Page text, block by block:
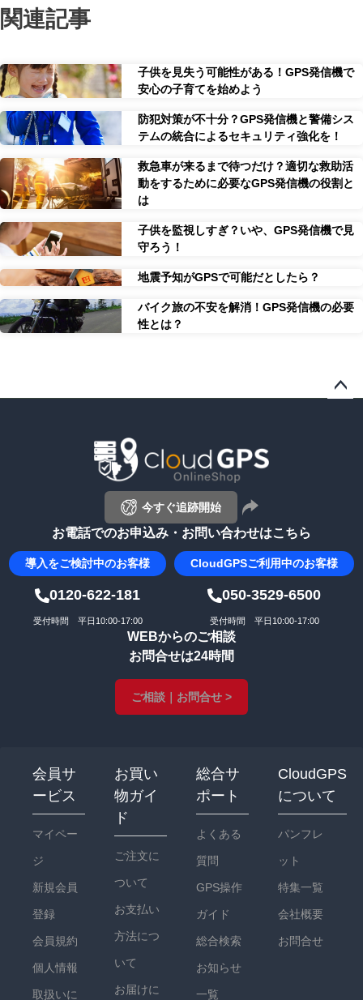
関連記事
子供を見失う可能性がある！GPS発信機で
安心の子育てを始めよう
防犯対策が不十分？GPS発信機と警備シス
テムの統合によるセキュリティ強化を！
救急車が来るまで待つだけ？適切な救助活
動をするために必要なGPS発信機の役割と
は
子供を監視しすぎ？いや、GPS発信機で見
守ろう！
地震予知がGPSで可能だとしたら？
バイク旅の不安を解消！GPS発信機の必要
性とは？
今すぐ追跡開始
お電話でのお申込み・お問い合わせはこちら
導入をご検討中のお客様 CloudGPSご利用中のお客様
0120-622-181 050-3529-6500
受付時間 平日10:00-17:00 受付時間 平日10:00-17:00
WEBからのご相談
お問合せは24時間
ご相談｜お問合せ >
会員サ
ービス
マイペー
ジ
新規会員
登録
会員規約
個人情報
取扱いに
お買い
物ガイ
ド
ご注文に
ついて
お支払い
方法につ
いて
お届けに
総合サ
ポート
よくある
質問
GPS操作
ガイド
総合検索
お知らせ
一覧
CloudGPS
について
パンフレ
ット
特集一覧
会社概要
お問合せ